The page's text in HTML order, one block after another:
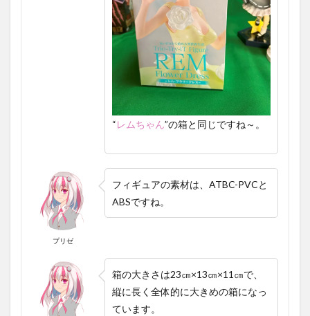
“レムちゃん”の箱と同じですね～。
プリゼ
フィギュアの素材は、ATBC-PVCと
ABSですね。
箱の大きさは23㎝×13㎝×11㎝で、
縦に長く全体的に大きめの箱になっ
ています。